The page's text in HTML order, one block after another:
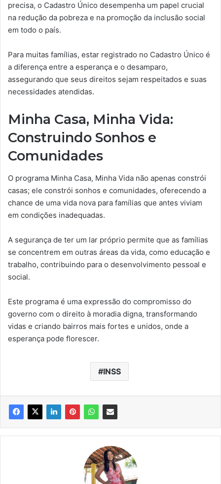
precisa, o Cadastro Único desempenha um papel crucial
na redução da pobreza e na promoção da inclusão social
em todo o país.
Para muitas famílias, estar registrado no Cadastro Único é
a diferença entre a esperança e o desamparo,
assegurando que seus direitos sejam respeitados e suas
necessidades atendidas.
Minha Casa, Minha Vida:
Construindo Sonhos e
Comunidades
O programa Minha Casa, Minha Vida não apenas constrói
casas; ele constrói sonhos e comunidades, oferecendo a
chance de uma vida nova para famílias que antes viviam
em condições inadequadas.
A segurança de ter um lar próprio permite que as famílias
se concentrem em outras áreas da vida, como educação e
trabalho, contribuindo para o desenvolvimento pessoal e
social.
Este programa é uma expressão do compromisso do
governo com o direito à moradia digna, transformando
vidas e criando bairros mais fortes e unidos, onde a
esperança pode florescer.
INSS